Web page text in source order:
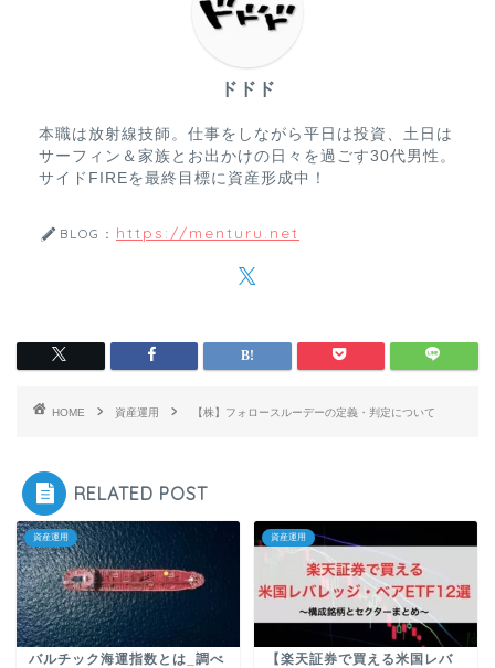
ドドド
本職は放射線技師。仕事をしながら平日は投資、土日は
サーフィン＆家族とお出かけの日々を過ごす30代男性。
サイドFIREを最終目標に資産形成中！
BLOG： https://menturu.net
HOME 資産運用 【株】フォロースルーデーの定義・判定について
RELATED POST
資産運用
バルチック海運指数とは_調べ
資産運用
【楽天証券で買える米国レバ